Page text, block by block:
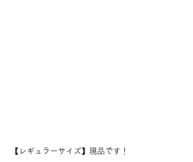
【レギュラーサイズ】現品です！